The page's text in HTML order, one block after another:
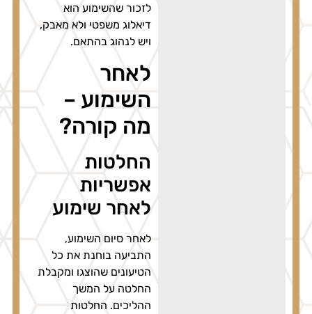
לזכור שהשימוע הוא
דיאלוג משפטי ולא מאבק,
ויש לנהוג בהתאם.
לאחר
השימוע –
מה קורה?
החלטות
אפשריות
לאחר שימוע
לאחר סיום השימוע,
התביעה בוחנת את כל
הטיעונים שהוצגו ומקבלת
החלטה על המשך
ההליכים. החלטות